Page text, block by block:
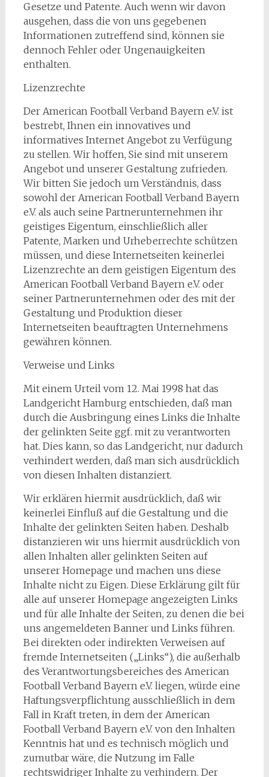
Gesetze und Patente. Auch wenn wir davon
ausgehen, dass die von uns gegebenen
Informationen zutreffend sind, können sie
dennoch Fehler oder Ungenauigkeiten
enthalten.
Lizenzrechte
Der American Football Verband Bayern e.V. ist
bestrebt, Ihnen ein innovatives und
informatives Internet Angebot zu Verfügung
zu stellen. Wir hoffen, Sie sind mit unserem
Angebot und unserer Gestaltung zufrieden.
Wir bitten Sie jedoch um Verständnis, dass
sowohl der American Football Verband Bayern
e.V. als auch seine Partnerunternehmen ihr
geistiges Eigentum, einschließlich aller
Patente, Marken und Urheberrechte schützen
müssen, und diese Internetseiten keinerlei
Lizenzrechte an dem geistigen Eigentum des
American Football Verband Bayern e.V. oder
seiner Partnerunternehmen oder des mit der
Gestaltung und Produktion dieser
Internetseiten beauftragten Unternehmens
gewähren können.
Verweise und Links
Mit einem Urteil vom 12. Mai 1998 hat das
Landgericht Hamburg entschieden, daß man
durch die Ausbringung eines Links die Inhalte
der gelinkten Seite ggf. mit zu verantworten
hat. Dies kann, so das Landgericht, nur dadurch
verhindert werden, daß man sich ausdrücklich
von diesen Inhalten distanziert.
Wir erklären hiermit ausdrücklich, daß wir
keinerlei Einfluß auf die Gestaltung und die
Inhalte der gelinkten Seiten haben. Deshalb
distanzieren wir uns hiermit ausdrücklich von
allen Inhalten aller gelinkten Seiten auf
unserer Homepage und machen uns diese
Inhalte nicht zu Eigen. Diese Erklärung gilt für
alle auf unserer Homepage angezeigten Links
und für alle Inhalte der Seiten, zu denen die bei
uns angemeldeten Banner und Links führen.
Bei direkten oder indirekten Verweisen auf
fremde Internetseiten („Links“), die außerhalb
des Verantwortungsbereiches des American
Football Verband Bayern e.V. liegen, würde eine
Haftungsverpflichtung ausschließlich in dem
Fall in Kraft treten, in dem der American
Football Verband Bayern e.V. von den Inhalten
Kenntnis hat und es technisch möglich und
zumutbar wäre, die Nutzung im Falle
rechtswidriger Inhalte zu verhindern. Der